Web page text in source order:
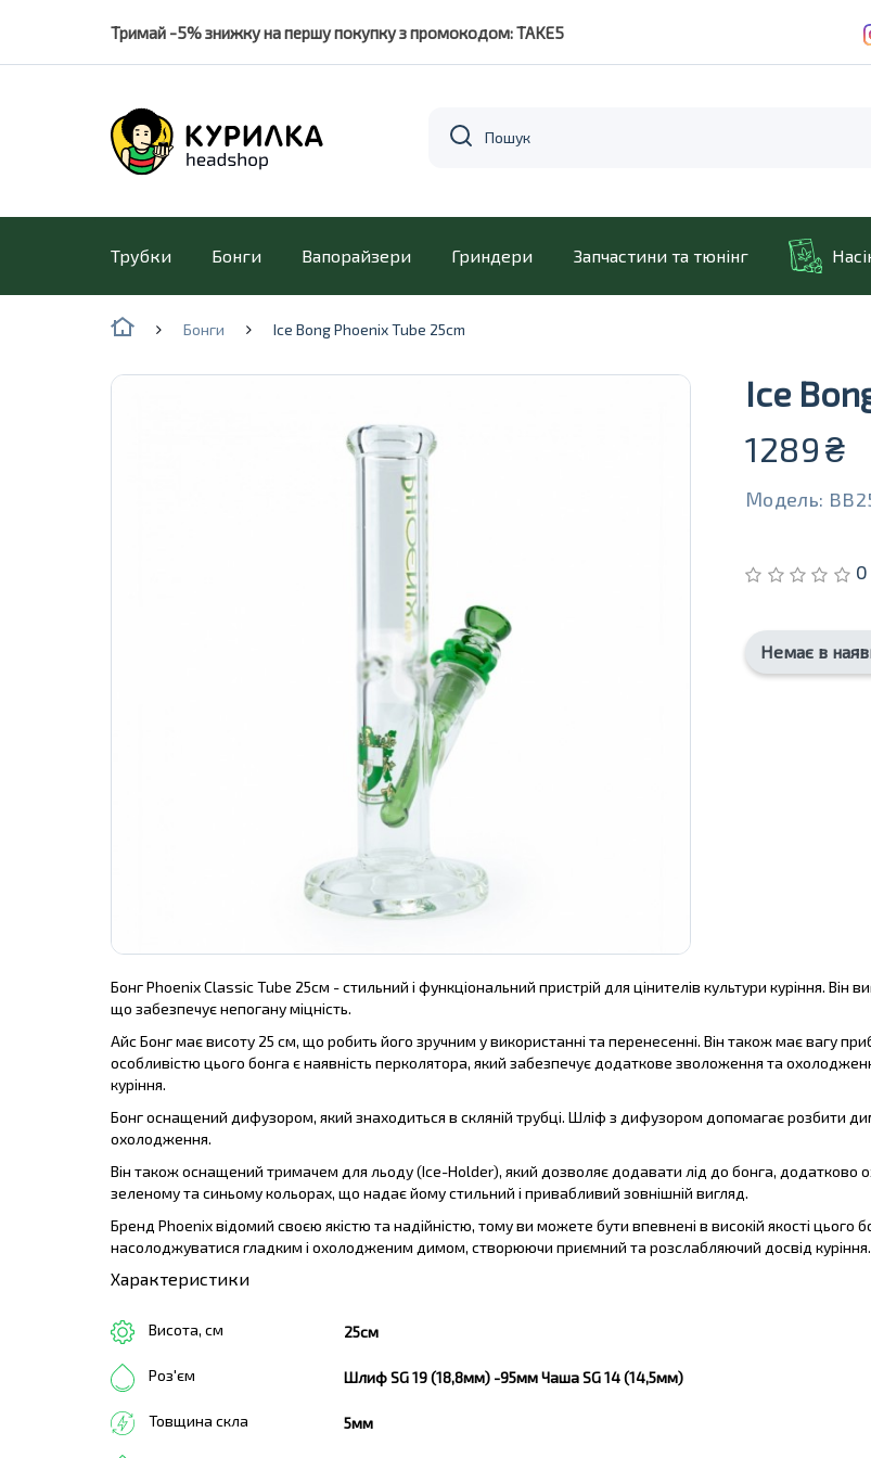
Тримай -5% знижку на першу покупку з промокодом: TAKE5
Трубки Бонги Вапорайзери Гриндери Запчастини та тюнінг
Бонги Ice Bong Phoenix Tube 25cm
Ice
1289₴
Модель:
0
Немає в
Бонг Phoenix Classic Tube 25см - стильний і функціональний пристрій для цінителів культури куріння.
що забезпечує непогану міцність.
Айс Бонг має висоту 25 см, що робить його зручним у використанні та перенесенні. Він також має вагу
особливістю цього бонга є наявність перколятора, який забезпечує додаткове зволоження та
куріння.
Бонг оснащений дифузором, який знаходиться в скляній трубці. Шліф з дифузором допомагає розбити
охолодження.
Він також оснащений тримачем для льоду (Ice-Holder), який дозволяє додавати лід до бонга,
зеленому та синьому кольорах, що надає йому стильний і привабливий зовнішній вигляд.
Бренд Phoenix відомий своєю якістю та надійністю, тому ви можете бути впевнені в високій якості
насолоджуватися гладким і охолодженим димом, створюючи приємний та розслабляючий досвід куріння.
Характеристики
Висота, см 25см
Роз'єм Шлиф SG 19 (18,8мм) -95мм Чаша SG 14 (14,5мм)
Товщина скла 5мм